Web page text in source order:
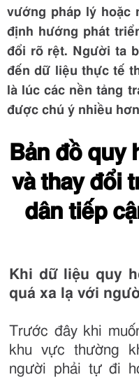
vướng pháp lý hoặc
định hướng phát
đổi rõ rệt. Người ta
đến dữ liệu thực tế
là lúc các nền tảng
được chú ý nhiều
Bản đồ quy
và thay đổi
dân tiếp
Khi dữ liệu quy
quá xa lạ với
Trước đây khi
khu vực thường
người phải tự đi